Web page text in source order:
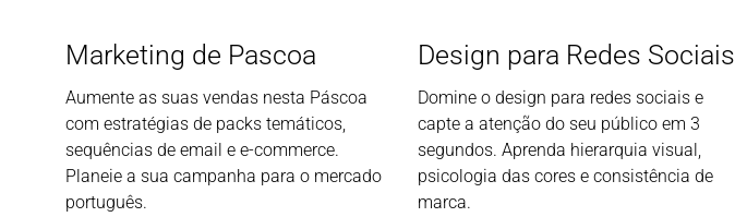
Marketing de Pascoa
Aumente as suas vendas nesta Páscoa
com estratégias de packs temáticos,
sequências de email e e-commerce.
Planeie a sua campanha para o mercado
português.
Design para Redes Sociais
Domine o design para redes sociais e
capte a atenção do seu público em 3
segundos. Aprenda hierarquia visual,
psicologia das cores e consistência de
marca.